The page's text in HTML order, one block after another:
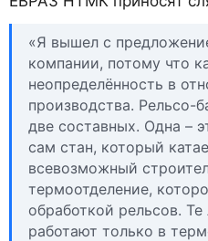
«Я вышел с
компании, потому что
неопределённость в
производства. Рельсо-
две составных. Одна –
сам стан, который
всевозможный
термоотделение,
обработкой рельсов.
работают только в